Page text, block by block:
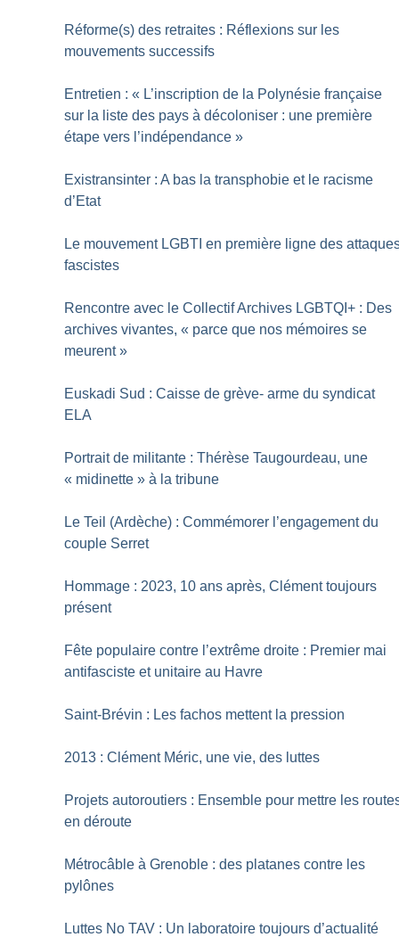
Réforme(s) des retraites : Réflexions sur les
mouvements successifs
Entretien : « L’inscription de la Polynésie française
sur la liste des pays à décoloniser : une première
étape vers l’indépendance »
Existransinter : A bas la transphobie et le racisme
d’Etat
Le mouvement LGBTI en première ligne des
fascistes
Rencontre avec le Collectif Archives LGBTQI+ : Des
archives vivantes, « parce que nos mémoires se
meurent »
Euskadi Sud : Caisse de grève- arme du syndicat
ELA
Portrait de militante : Thérèse Taugourdeau, une
« midinette » à la tribune
Le Teil (Ardèche) : Commémorer l’engagement du
couple Serret
Hommage : 2023, 10 ans après, Clément toujours
présent
Fête populaire contre l’extrême droite : Premier mai
antifasciste et unitaire au Havre
Saint-Brévin : Les fachos mettent la pression
2013 : Clément Méric, une vie, des luttes
Projets autoroutiers : Ensemble pour mettre les
en déroute
Métrocâble à Grenoble : des platanes contre les
pylônes
Luttes No TAV : Un laboratoire toujours d’actualité